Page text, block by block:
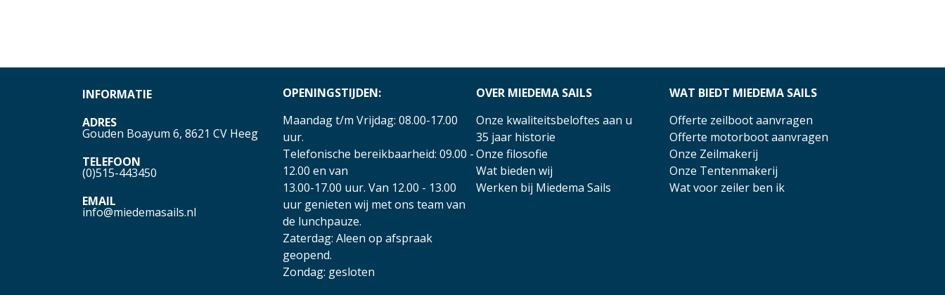
INFORMATIE
ADRES
Gouden Boayum 6, 8621 CV Heeg
TELEFOON
(0)515-443450
EMAIL
info@miedemasails.nl
OPENINGSTIJDEN:
Maandag t/m Vrijdag: 08.00-17.00
uur.
Telefonische bereikbaarheid: 09.00 -
12.00 en van
13.00-17.00 uur. Van 12.00 - 13.00
uur genieten wij met ons team van
de lunchpauze.
Zaterdag: Aleen op afspraak
geopend.
Zondag: gesloten
OVER MIEDEMA SAILS
Onze kwaliteitsbeloftes aan u
35 jaar historie
Onze filosofie
Wat bieden wij
Werken bij Miedema Sails
WAT BIEDT MIEDEMA SAILS
Offerte zeilboot aanvragen
Offerte motorboot aanvragen
Onze Zeilmakerij
Onze Tentenmakerij
Wat voor zeiler ben ik